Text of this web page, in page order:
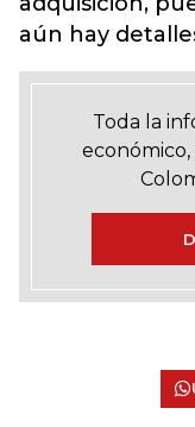
aún hay
Toda la